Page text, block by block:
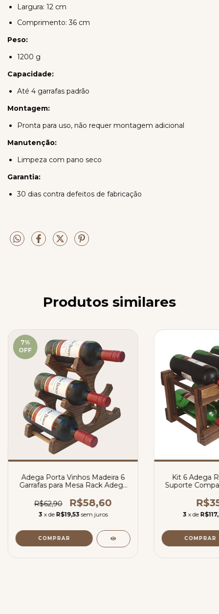
Largura: 12 cm
Comprimento: 36 cm
Peso:
1200 g
Capacidade:
Até 4 garrafas padrão
Montagem:
Pronta para uso, não requer montagem adicional
Manutenção:
Limpeza com pano seco
Garantia:
30 dias contra defeitos de fabricação
Produtos similares
7%
OFF
Adega Porta Vinhos Madeira 6
Garrafas para Mesa Rack Adega
Restaurantes Decoração - La
Nacasa
R$62,90 R$58,60
3 x de R$19,53 sem juros
Kit 6 Adega
Suporte
3 x de